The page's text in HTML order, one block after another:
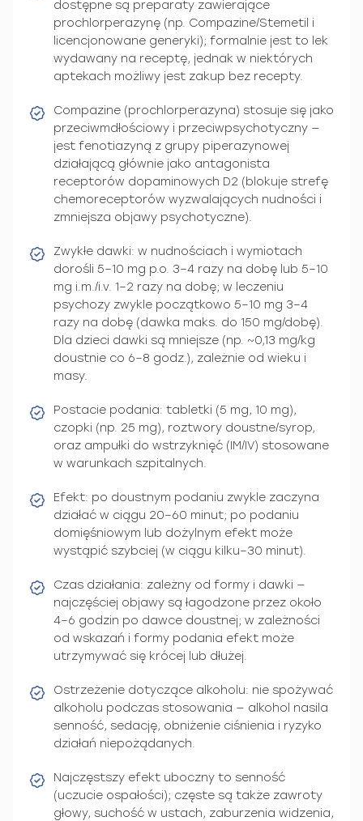
dostępne są preparaty zawierające
prochlorperazynę (np. Compazine/Stemetil i
licencjonowane generyki); formalnie jest to lek
wydawany na receptę, jednak w niektórych
aptekach możliwy jest zakup bez recepty.
Compazine (prochlorperazyna) stosuje się jako
przeciwmdłościowy i przeciwpsychotyczny —
jest fenotiazyną z grupy piperazynowej
działającą głównie jako antagonista
receptorów dopaminowych D2 (blokuje strefę
chemoreceptorów wyzwalających nudności i
zmniejsza objawy psychotyczne).
Zwykłe dawki: w nudnościach i wymiotach
dorośli 5–10 mg p.o. 3–4 razy na dobę lub 5–10
mg i.m./i.v. 1–2 razy na dobę; w leczeniu
psychozy zwykle początkowo 5–10 mg 3–4
razy na dobę (dawka maks. do 150 mg/dobę).
Dla dzieci dawki są mniejsze (np. ~0,13 mg/kg
doustnie co 6–8 godz.), zależnie od wieku i
masy.
Postacie podania: tabletki (5 mg, 10 mg),
czopki (np. 25 mg), roztwory doustne/syrop,
oraz ampułki do wstrzyknięć (IM/IV) stosowane
w warunkach szpitalnych.
Efekt: po doustnym podaniu zwykle zaczyna
działać w ciągu 20–60 minut; po podaniu
domięśniowym lub dożylnym efekt może
wystąpić szybciej (w ciągu kilku–30 minut).
Czas działania: zależny od formy i dawki —
najczęściej objawy są łagodzone przez około
4–6 godzin po dawce doustnej; w zależności
od wskazań i formy podania efekt może
utrzymywać się krócej lub dłużej.
Ostrzeżenie dotyczące alkoholu: nie spożywać
alkoholu podczas stosowania — alkohol nasila
senność, sedację, obniżenie ciśnienia i ryzyko
działań niepożądanych.
Najczęstszy efekt uboczny to senność
(uczucie ospałości); częste są także zawroty
głowy, suchość w ustach, zaburzenia widzenia,